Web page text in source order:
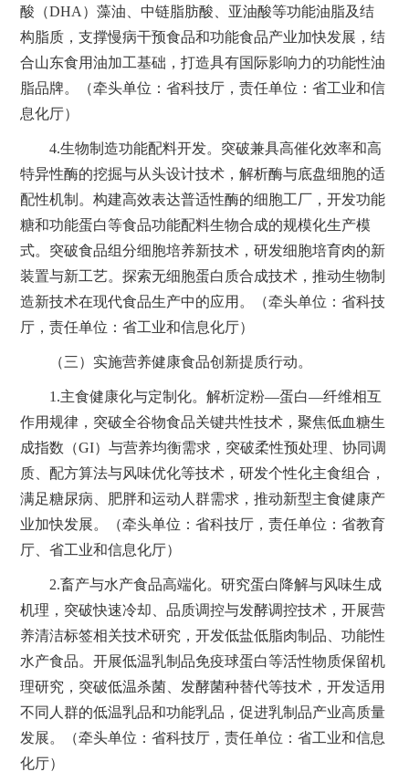
酸（DHA）藻油、中链脂肪酸、亚油酸等功能油脂及结
构脂质，支撑慢病干预食品和功能食品产业加快发展，结
合山东食用油加工基础，打造具有国际影响力的功能性油
脂品牌。（牵头单位：省科技厅，责任单位：省工业和信
息化厅）
4.生物制造功能配料开发。突破兼具高催化效率和高
特异性酶的挖掘与从头设计技术，解析酶与底盘细胞的适
配性机制。构建高效表达普适性酶的细胞工厂，开发功能
糖和功能蛋白等食品功能配料生物合成的规模化生产模
式。突破食品组分细胞培养新技术，研发细胞培育肉的新
装置与新工艺。探索无细胞蛋白质合成技术，推动生物制
造新技术在现代食品生产中的应用。（牵头单位：省科技
厅，责任单位：省工业和信息化厅）
（三）实施营养健康食品创新提质行动。
1.主食健康化与定制化。解析淀粉—蛋白—纤维相互
作用规律，突破全谷物食品关键共性技术，聚焦低血糖生
成指数（GI）与营养均衡需求，突破柔性预处理、协同调
质、配方算法与风味优化等技术，研发个性化主食组合，
满足糖尿病、肥胖和运动人群需求，推动新型主食健康产
业加快发展。（牵头单位：省科技厅，责任单位：省教育
厅、省工业和信息化厅）
2.畜产与水产食品高端化。研究蛋白降解与风味生成
机理，突破快速冷却、品质调控与发酵调控技术，开展营
养清洁标签相关技术研究，开发低盐低脂肉制品、功能性
水产食品。开展低温乳制品免疫球蛋白等活性物质保留机
理研究，突破低温杀菌、发酵菌种替代等技术，开发适用
不同人群的低温乳品和功能乳品，促进乳制品产业高质量
发展。（牵头单位：省科技厅，责任单位：省工业和信息
化厅）